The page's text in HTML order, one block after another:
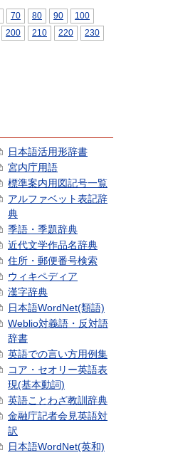
70 80 90
100
200 210 220
230
日本語活用形辞書
宮内庁用語
標準案内用図記号一覧
アルファベット表記辞
典
季語・季題辞典
近代文学作品名辞典
住所・郵便番号検索
ウィキペディア
漢字辞典
日本語WordNet(類語)
Weblio対義語・反対語
辞書
英語での言い方用例集
コア・セオリー英語表
現(基本動詞)
英語ことわざ教訓辞典
金融庁記者会見英語対
訳
日本語WordNet(英和)